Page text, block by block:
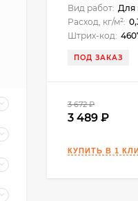
Вид работ: Для
Расход, кг/м²:
Штрих-код:
ПОД ЗАКАЗ
3 672
3 489